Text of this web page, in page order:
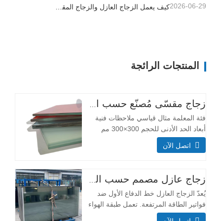
كيف يعمل الزجاج العازل والزجاج المقسى وزجاج الأمان المصفح على تحسين المباني التجارية 2026-06-29
المنتجات الرائجة
زجاج مقسّى مُصنّع حسب الطلب
فئة المعلمة مثال قياسي ملاحظات فنية
أبعاد الحد الأدنى للحجم 300×300 مم
قدرة تحمل الأحمال ومقاومة الصدمات.
طبقة مزدوجة: 6+6+6،
اتصل الآن
زجاج عازل مصمم حسب الطلب
يُعدّ الزجاج العازل خط الدفاع الأول ضد
فواتير الطاقة المرتفعة. تعمل طبقة الهواء
أو الغاز المحكمة الإغلاق بين ألواح الزجاج